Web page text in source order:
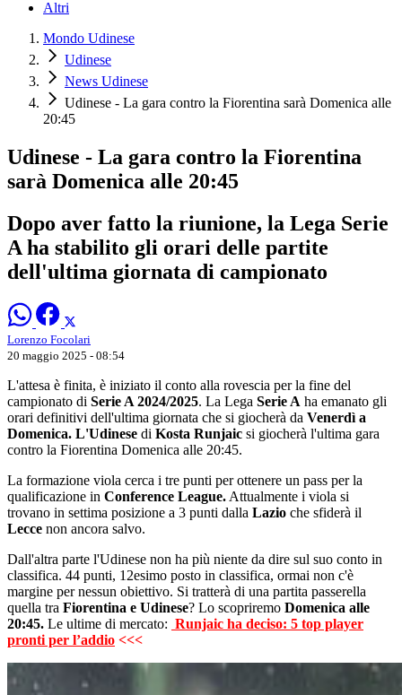
Altri
Mondo Udinese
Udinese
News Udinese
Udinese - La gara contro la Fiorentina sarà Domenica alle
20:45
Udinese - La gara contro la Fiorentina
sarà Domenica alle 20:45
Dopo aver fatto la riunione, la Lega Serie
A ha stabilito gli orari delle partite
dell'ultima giornata di campionato
Lorenzo Focolari
20 maggio 2025 - 08:54
L'attesa è finita, è iniziato il conto alla rovescia per la fine del
campionato di Serie A 2024/2025. La Lega Serie A ha emanato gli
orari definitivi dell'ultima giornata che si giocherà da Venerdì a
Domenica. L'Udinese di Kosta Runjaic si giocherà l'ultima gara
contro la Fiorentina Domenica alle 20:45.
La formazione viola cerca i tre punti per ottenere un pass per la
qualificazione in Conference League. Attualmente i viola si
trovano in settima posizione a 3 punti dalla Lazio che sfiderà il
Lecce non ancora salvo.
Dall'altra parte l'Udinese non ha più niente da dire sul suo conto in
classifica. 44 punti, 12esimo posto in classifica, ormai non c'è
margine per nessun obiettivo. Si tratterà di una partita passerella
quella tra Fiorentina e Udinese? Lo scopriremo Domenica alle
20:45. Le ultime di mercato: Runjaic ha deciso: 5 top player
pronti per l’addio <<<